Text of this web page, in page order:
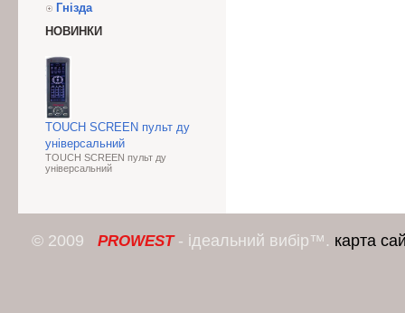
Гнізда
НОВИНКИ
TOUCH SCREEN пульт ду
універсальний
TOUCH SCREEN пульт ду
універсальний
© 2009 PROWEST- ідеальний вибір™. карта